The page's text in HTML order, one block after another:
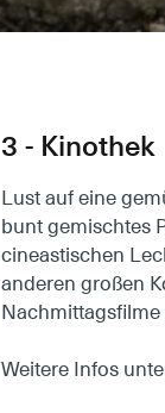
3 - Kinothek
Lust auf eine
bunt gemischtes
cineastischen
anderen großen
Nachmittagsfilme
Weitere Infos